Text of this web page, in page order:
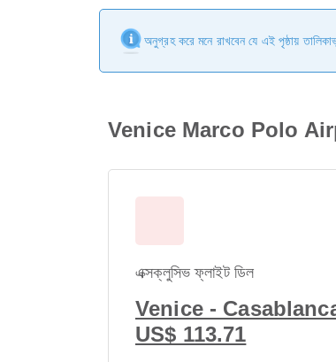
অনুগ্রহ করে মনে রাখবেন যে এই পৃষ্ঠায়
Venice Marco Polo
এক্সক্লুসিভ ফ্লাইট ডিল
Venice -
US$ 113.71